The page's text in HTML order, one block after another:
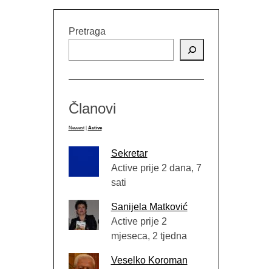
Pretraga
Članovi
Newest Active
Sekretar
Active prije 2 dana, 7
sati
Sanijela Matković
Active prije 2
mjeseca, 2 tjedna
Veselko Koroman